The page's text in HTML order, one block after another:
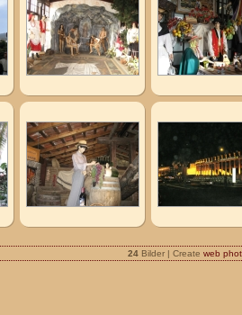
24 Bilder | Create web